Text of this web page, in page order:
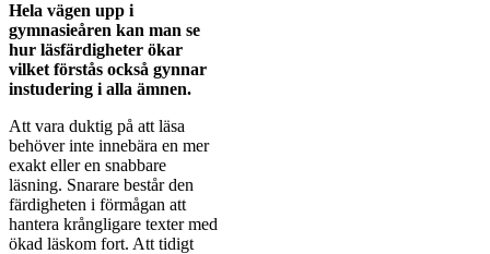
Hela vägen upp i
gymnasieåren kan man se
hur läsfärdigheter ökar
vilket förstås också gynnar
instudering i alla ämnen.
Att vara duktig på att läsa
behöver inte innebära en mer
exakt eller en snabbare
läsning. Snarare består den
färdigheten i förmågan att
hantera krångligare texter med
ökad läskom fort. Att tidigt